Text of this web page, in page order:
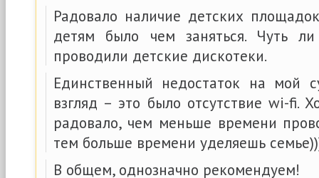
Радовало наличие детских
детям было чем заняться. Чуть
проводили детские дискотеки.
Единственный недостаток на мой
взгляд – это было отсутствие wi-fi.
радовало, чем меньше времени
тем больше времени уделяешь
В общем, однозначно рекомендуем!